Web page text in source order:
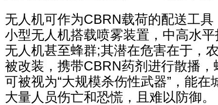
无人机可作为CBRN载荷的配送工
小型无人机搭载喷雾装置，中高水
无人机甚至蜂群;其潜在危害在于，
被改装，携带CBRN药剂进行散播
可被视为“大规模杀伤性武器”，能
大量人员伤亡和恐慌，且难以防御。